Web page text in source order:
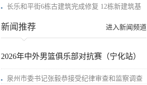
长乐和平街6栋古建筑完成修复 12栋新建筑基
进入新闻频道
新闻推荐
2026年中外男篮俱乐部对抗赛（宁化站）
泉州市委书记张毅恭接受纪律审查和监察调查